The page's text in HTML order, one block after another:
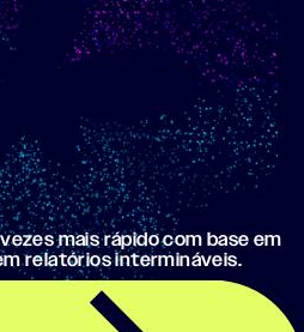
mais rápido com base em
relatórios intermináveis.
Crie uma campanha de
email otimizada usando